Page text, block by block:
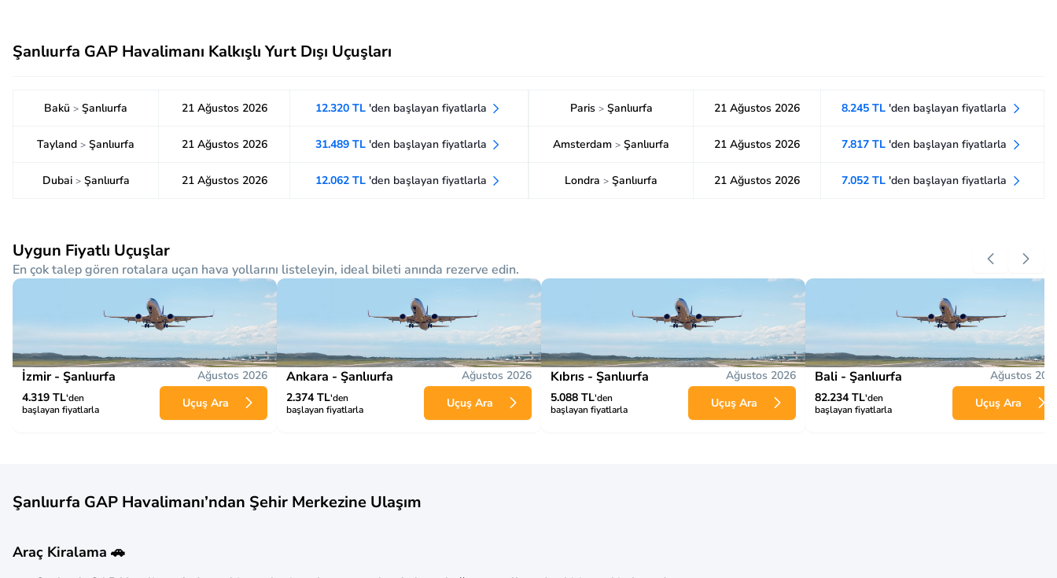
Şanlıurfa GAP Havalimanı Kalkışlı Yurt Dışı Uçuşları
Bakü > Şanlıurfa 21 Ağustos 2026 12.320 TL 'den başlayan fiyatlarla
Tayland > Şanlıurfa 21 Ağustos 2026 31.489 TL 'den başlayan fiyatlarla
Dubai >Şanlıurfa 21 Ağustos 2026 12.062 TL 'den başlayan fiyatlarla
Paris >Şanlıurfa 21 Ağustos 2026 8.245 TL'den başlayan fiyatlarla
Amsterdam > Şanlıurfa 21 Ağustos 2026 7.817 TL'den başlayan fiyatlarla
Londra > Şanlıurfa 21 Ağustos 2026 7.052 TL'den başlayan fiyatlarla
Uygun Fiyatlı Uçuşlar
En çok talep gören rotalara uçan hava yollarını listeleyin, ideal bileti anında rezerve edin.
İzmir - Şanlıurfa
Ağustos 2026
4.319 TL'den
başlayan fiyatlarla
Uçuş Ara
Ankara - Şanlıurfa
Ağustos 2026
2.374 TL'den
başlayan fiyatlarla
Uçuş Ara
Kıbrıs - Şanlıurfa
Ağustos 2026
5.088 TL'den
başlayan fiyatlarla
Uçuş Ara
Bali - Şanlıurfa
Ağustos
82.234 TL'den
başlayan fiyatlarla
Uçuş Ara
Şanlıurfa GAP Havalimanı’ndan Şehir Merkezine Ulaşım
Araç Kiralama 🚗